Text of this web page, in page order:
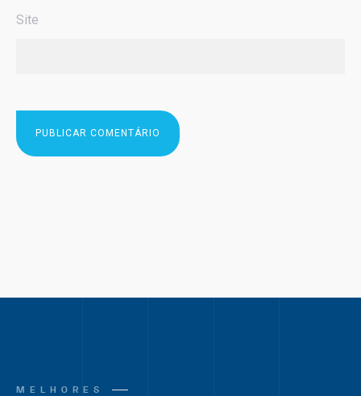
Site
MELHORES